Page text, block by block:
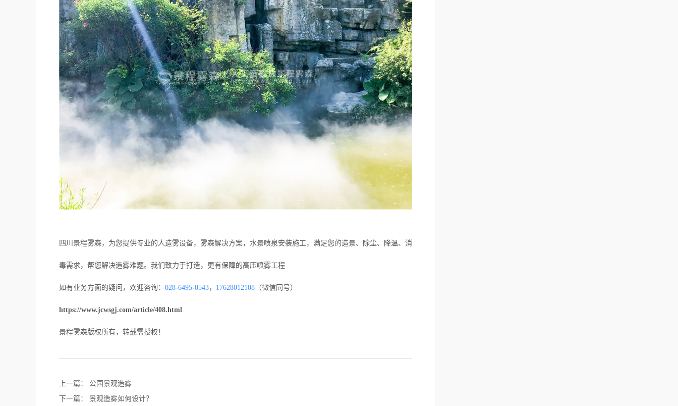
四川景程雾森，为您提供专业的人造雾设备，雾森解决方案，水景喷泉安装施工，满足您的造景、除尘、降温、消
毒需求，帮您解决造雾难题。我们致力于打造，更有保障的高压喷雾工程
如有业务方面的疑问，欢迎咨询： 028-6495-0543， 17628012108 （微信同号）
https://www.jcwsgj.com/article/408.html
景程雾森版权所有，转载需授权！
上一篇： 公园景观造雾
下一篇： 景观造雾如何设计？